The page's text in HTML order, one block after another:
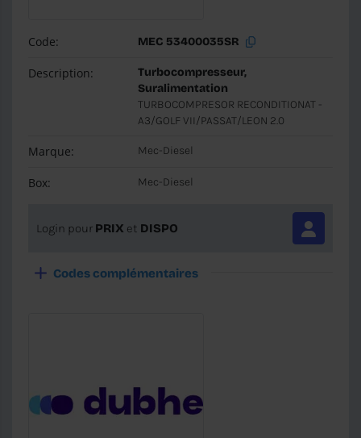
Code: MEC 53400035SR
Description:
Turbocompresseur,
Suralimentation
TURBOCOMPRESOR RECONDITIONAT -
A3/GOLF VII/PASSAT/LEON 2.0
Marque: Mec-Diesel
Box: Mec-Diesel
Login pour PRIX et DISPO
Codes complémentaires